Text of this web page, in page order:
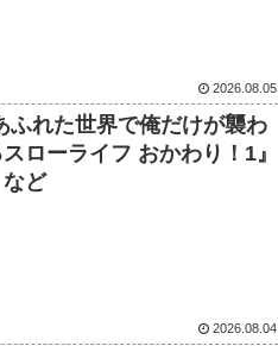
2026.08.05
れた世界で俺だけが襲わ
ローライフ おかわり！1』
など
2026.08.04